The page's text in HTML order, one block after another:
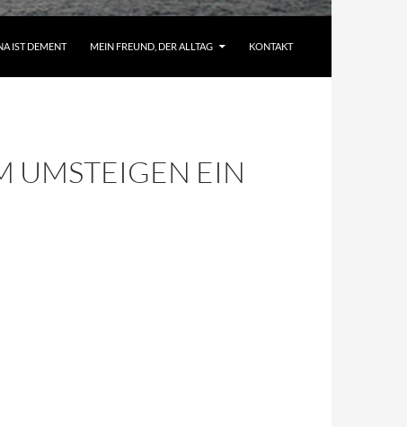
IST DEMENT MEIN FREUND, DER ALLTAG KONTAKT
UMSTEIGEN EIN